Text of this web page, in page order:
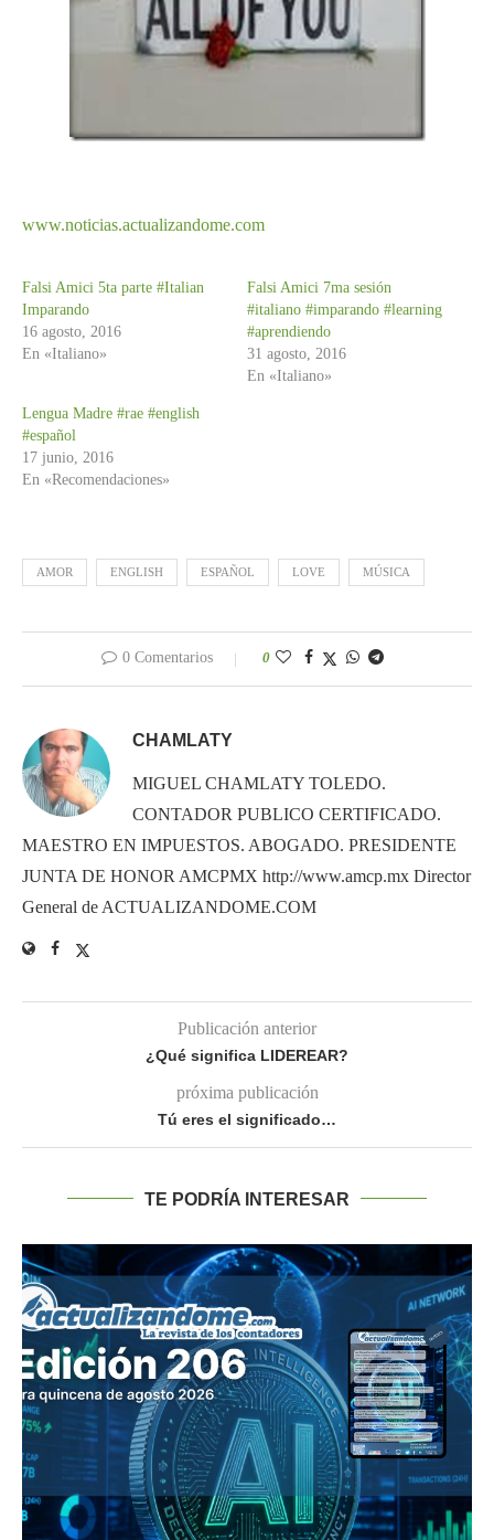
www.noticias.actualizandome.com
Falsi Amici 5ta parte #Italian
Imparando
16 agosto, 2016
En «Italiano»
Falsi Amici 7ma sesión
#italiano #imparando #learning
#aprendiendo
31 agosto, 2016
En «Italiano»
Lengua Madre #rae #english
#español
17 junio, 2016
En «Recomendaciones»
AMOR ENGLISH ESPAÑOL LOVE MÚSICA
0 Comentarios 0
CHAMLATY
MIGUEL CHAMLATY TOLEDO.
CONTADOR PUBLICO CERTIFICADO.
MAESTRO EN IMPUESTOS. ABOGADO. PRESIDENTE
JUNTA DE HONOR AMCPMX http://www.amcp.mx Director
General de ACTUALIZANDOME.COM
Publicación anterior
¿Qué significa LIDEREAR?
próxima publicación
Tú eres el significado…
TE PODRÍA INTERESAR